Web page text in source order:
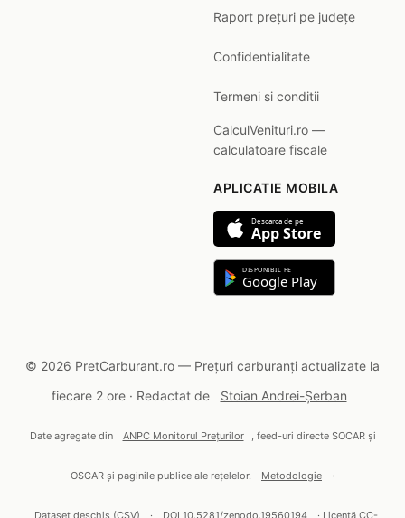
Raport prețuri pe județe
Confidentialitate
Termeni si conditii
CalculVenituri.ro —
calculatoare fiscale
APLICATIE MOBILA
Descarca de pe
App Store
DISPONIBIL PE
Google Play
© 2026 PretCarburant.ro — Prețuri carburanți actualizate la
fiecare 2 ore · Redactat de
Stoian Andrei-Șerban
Date agregate din ANPC Monitorul Prețurilor , feed-uri directe SOCAR și
OSCAR și paginile publice ale rețelelor. Metodologie ·
Dataset deschis (CSV) · DOI 10.5281/zenodo.19560194 · Licență CC-